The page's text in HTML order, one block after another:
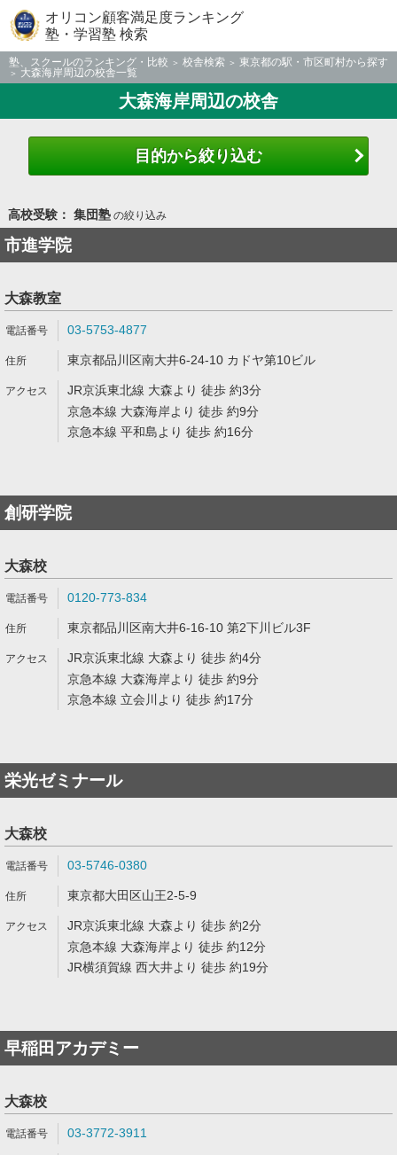
オリコン顧客満足度ランキング
塾・学習塾 検索
塾、スクールのランキング・比較 校舎検索
東京都の駅・市区町村から探す
大森海岸周辺の校舎一覧
大森海岸周辺の校舎
目的から絞り込む
高校受験： 集団塾の絞り込み
市進学院
大森教室
03-5753-4877
東京都品川区南大井6-24-10 カドヤ第10ビル
JR京浜東北線 大森より 徒歩 約3分
京急本線 大森海岸より 徒歩 約9分
京急本線 平和島より 徒歩 約16分
創研学院
大森校
0120-773-834
東京都品川区南大井6-16-10 第2下川ビル3F
JR京浜東北線 大森より 徒歩 約4分
京急本線 大森海岸より 徒歩 約9分
京急本線 立会川より 徒歩 約17分
栄光ゼミナール
大森校
03-5746-0380
東京都大田区山王2-5-9
JR京浜東北線 大森より 徒歩 約2分
京急本線 大森海岸より 徒歩 約12分
JR横須賀線 西大井より 徒歩 約19分
早稲田アカデミー
大森校
03-3772-3911